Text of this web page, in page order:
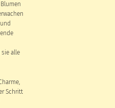
alle
Schritt